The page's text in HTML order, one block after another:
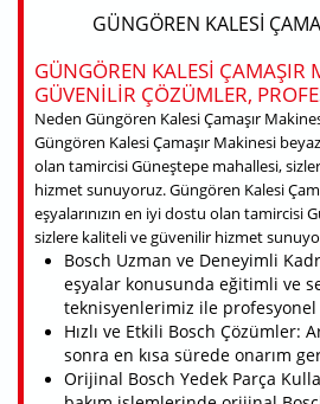
GÜNGÖREN KALESI
GÜNGÖREN KALESI ÇAMAŞIR
GÜVENILIR ÇÖZÜMLER,
Neden Güngören Kalesi Çamaşır
Güngören Kalesi Çamaşır Makinesi
olan tamircisi Güneştepe mahallesi,
hizmet sunuyoruz. Güngören Kalesi
eşyalarınızın en iyi dostu olan tamircisi
sizlere kaliteli ve güvenilir hizmet
Bosch Uzman ve Deneyimli
eşyalar konusunda eğitimli ve
teknisyenlerimiz ile
Hızlı ve Etkili Bosch Çözümler:
sonra en kısa sürede onarım
Orijinal Bosch Yedek Parça